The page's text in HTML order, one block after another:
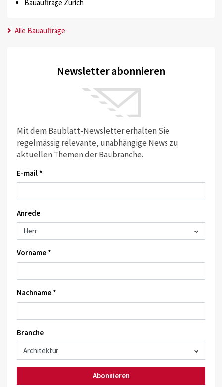
Bauaufträge Zürich
Alle Bauaufträge
Newsletter abonnieren
Mit dem Baublatt-Newsletter erhalten Sie
regelmässig relevante, unabhängige News zu
aktuellen Themen der Baubranche.
E-mail *
Anrede
Vorname *
Nachname *
Branche
Abonnieren